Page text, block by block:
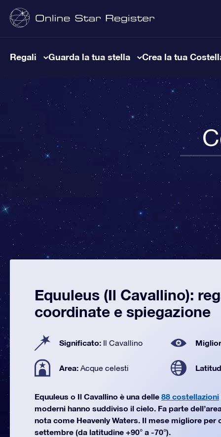
Regali Guarda la tua stella Crea la tua
Equuleus (Il Cavallino):
coordinate e spiegazione
Significato: Il Cavallino
Area: Acque celesti
Equuleus o Il Cavallino è una delle 88 costellazioni
moderni hanno suddiviso il cielo. Fa parte
nota come Heavenly Waters. Il mese migliore per
settembre (da latitudine +90° a -70°).